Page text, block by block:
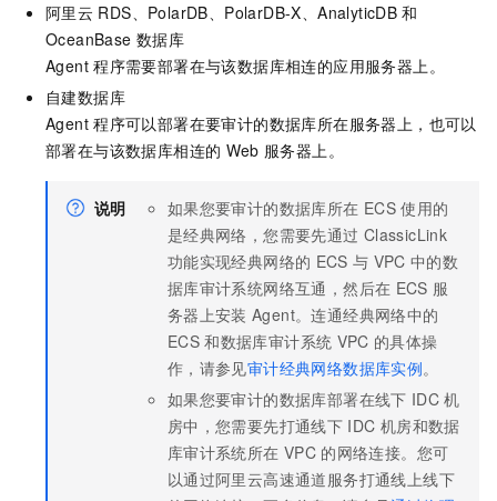
阿里云 RDS、PolarDB、PolarDB-X、AnalyticDB 和
OceanBase 数据库
Agent 程序需要部署在与该数据库相连的应用服务器上。
自建数据库
Agent 程序可以部署在要审计的数据库所在服务器上，也可以
部署在与该数据库相连的 Web 服务器上。
说明 如果您要审计的数据库所在 ECS 使用的
是经典网络，您需要先通过 ClassicLink
功能实现经典网络的 ECS 与 VPC 中的数
据库审计系统网络互通，然后在 ECS 服
务器上安装 Agent。连通经典网络中的
ECS 和数据库审计系统 VPC 的具体操
作，请参见审计经典网络数据库实例。
如果您要审计的数据库部署在线下 IDC 机
房中，您需要先打通线下 IDC 机房和数据
库审计系统所在 VPC 的网络连接。您可
以通过阿里云高速通道服务打通线上线下